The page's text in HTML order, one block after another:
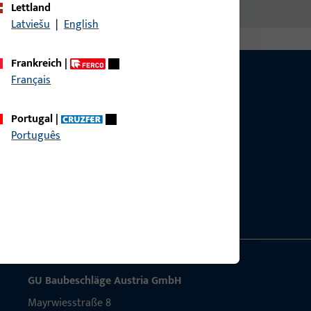
Lettland
Latviešu | English
Frankreich|
Français
Portugal|
Português
GU Baubeschläge Aus­tria GmbH
Mayrwies­straße 8